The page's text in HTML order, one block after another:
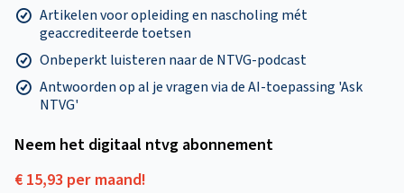
Artikelen voor opleiding en nascholing mét
geaccrediteerde toetsen
Onbeperkt luisteren naar de NTVG-podcast
Antwoorden op al je vragen via de AI-toepassing 'Ask
NTVG'
Neem het digitaal ntvg abonnement
€ 15,93 per maand!